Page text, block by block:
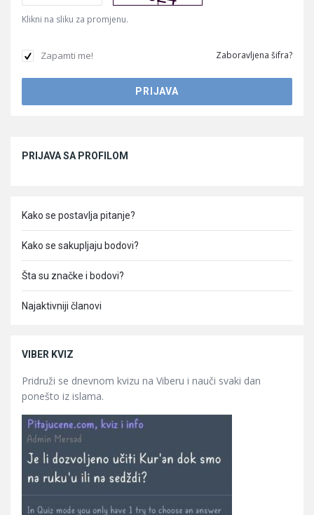
Klikni na sliku za promjenu.
Zapamti me! Zaboravljena šifra?
PRIJAVA SA PROFILOM
Kako se postavlja pitanje?
Kako se sakupljaju bodovi?
Šta su značke i bodovi?
Najaktivniji članovi
VIBER KVIZ
Pridruži se dnevnom kvizu na Viberu i nauči svaki dan
ponešto iz islama.